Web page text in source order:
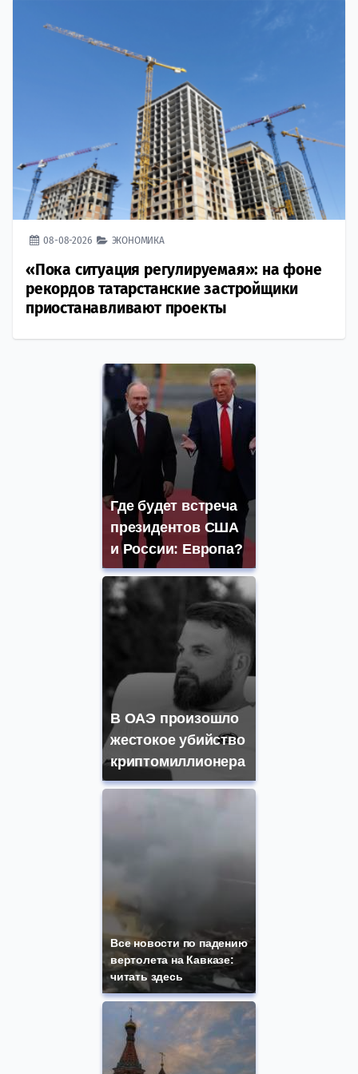
08-08-2026 ЭКОНОМИКА
«Пока ситуация регулируемая»: на фоне
рекордов татарстанские застройщики
приостанавливают проекты
Где будет встреча
президентов США
и России: Европа?
В ОАЭ произошло
жестокое убийство
криптомиллионера
Все новости по падению
вертолета на Кавказе:
читать здесь